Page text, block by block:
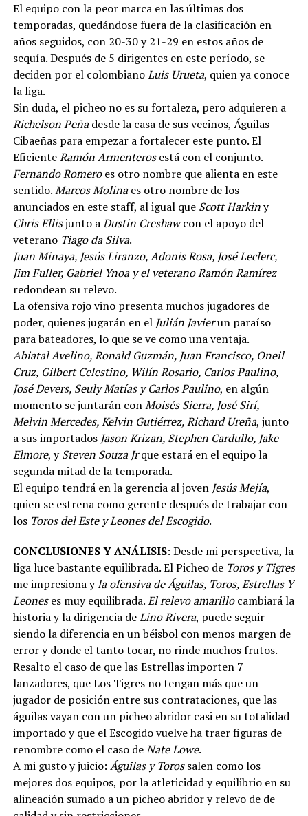
El equipo con la peor marca en las últimas dos
temporadas, quedándose fuera de la clasificación en
años seguidos, con 20-30 y 21-29 en estos años de
sequía. Después de 5 dirigentes en este período, se
deciden por el colombianoLuis Urueta, quien ya conoce
la liga.
Sin duda, el picheo no es su fortaleza, pero adquieren a
Richelson Peñadesde la casa de sus vecinos, Águilas
Cibaeñas para empezar a fortalecer este punto. El
EficienteRamón Armenterosestá con el conjunto.
Fernando Romeroes otro nombre que alienta en este
sentido.Marcos Molinaes otro nombre de los
anunciados en este staff, al igual que Scott Harkiny
Chris Ellisjunto aDustin Creshawcon el apoyo del
veterano Tiago da Silva.
Juan Minaya, Jesús Liranzo, Adonis Rosa, José Leclerc,
Jim Fuller, Gabriel Ynoa y el veterano Ramón Ramírez
redondean su relevo.
La ofensiva rojo vino presenta muchos jugadores de
poder, quienes jugarán en el Julián Javierun paraíso
para bateadores, lo que se ve como una ventaja.
Abiatal Avelino, Ronald Guzmán, Juan Francisco, Oneil
Cruz, Gilbert Celestino, Wilín Rosario, Carlos Paulino,
José Devers, Seuly Matías y Carlos Paulino, en algún
momento se juntarán conMoisés Sierra, José Sirí,
Melvin Mercedes, Kelvin Gutiérrez, Richard Ureña, junto
a sus importados Jason Krizan, Stephen Cardullo, Jake
Elmore, ySteven Souza Jrque estará en el equipo la
segunda mitad de la temporada.
El equipo tendrá en la gerencia al joven Jesús Mejía,
quien se estrena como gerente después de trabajar con
los Toros del Este y Leones del Escogido.
CONCLUSIONES Y ANÁLISIS: Desde mi perspectiva, la
liga luce bastante equilibrada. El Picheo de Toros y Tigres
me impresiona yla ofensiva de Águilas, Toros, Estrellas Y
Leoneses muy equilibrada.El relevo amarillocambiará la
historia y la dirigencia deLino Rivera, puede seguir
siendo la diferencia en un béisbol con menos margen de
error y donde el tanto tocar, no rinde muchos frutos.
Resalto el caso de que las Estrellas importen 7
lanzadores, que Los Tigres no tengan más que un
jugador de posición entre sus contrataciones, que las
águilas vayan con un picheo abridor casi en su totalidad
importado y que el Escogido vuelve ha traer figuras de
renombre como el caso deNate Lowe.
A mi gusto y juicio: Águilas y Torossalen como los
mejores dos equipos, por la atleticidad y equilibrio en su
alineación sumado a un picheo abridor y relevo de de